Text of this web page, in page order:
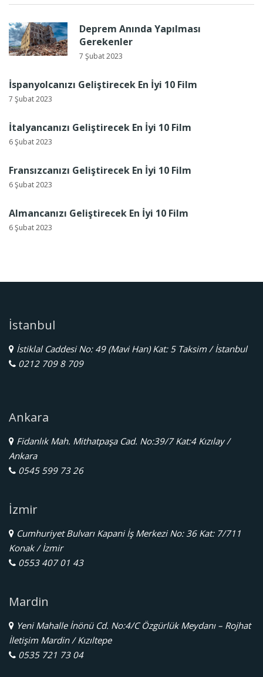
Deprem Anında Yapılması
Gerekenler
7 Şubat 2023
İspanyolcanızı Geliştirecek En İyi 10 Film
7 Şubat 2023
İtalyancanızı Geliştirecek En İyi 10 Film
6 Şubat 2023
Fransızcanızı Geliştirecek En İyi 10 Film
6 Şubat 2023
Almancanızı Geliştirecek En İyi 10 Film
6 Şubat 2023
İstanbul
İstiklal Caddesi No: 49 (Mavi Han) Kat: 5 Taksim / İstanbul
0212 709 8 709
Ankara
Fidanlık Mah. Mithatpaşa Cad. No:39/7 Kat:4 Kızılay /
Ankara
0545 599 73 26
İzmir
Cumhuriyet Bulvarı Kapani İş Merkezi No: 36 Kat: 7/711
Konak / İzmir
0553 407 01 43
Mardin
Yeni Mahalle İnönü Cd. No:4/C Özgürlük Meydanı – Rojhat
İletişim Mardin / Kızıltepe
0535 721 73 04